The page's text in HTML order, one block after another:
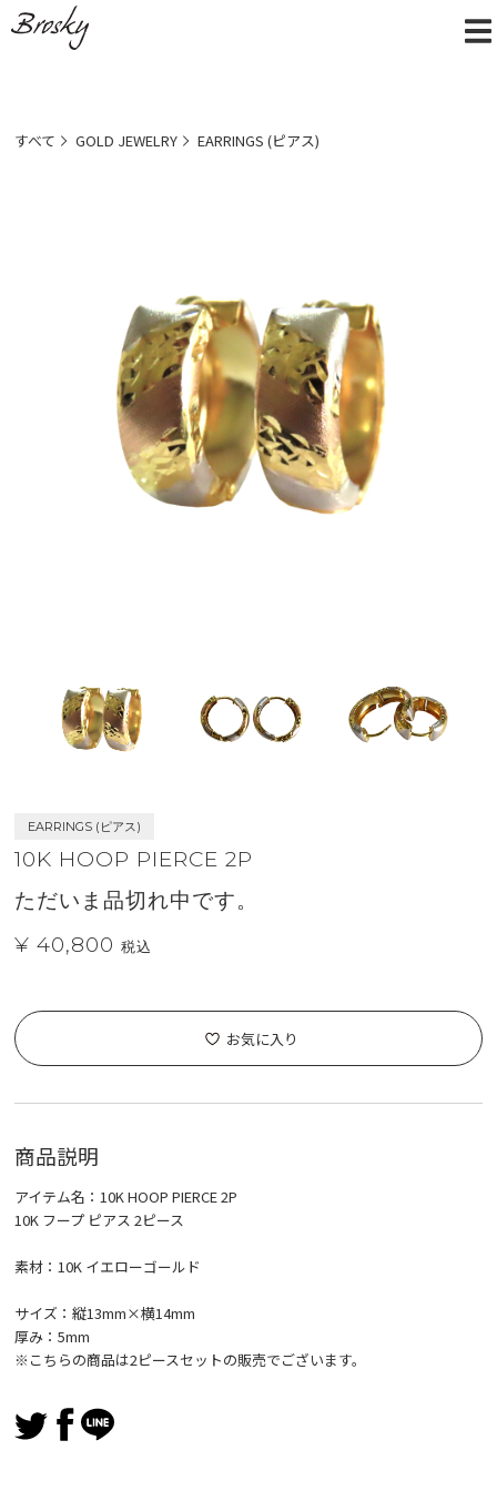
すべて GOLD JEWELRY EARRINGS (ピアス)
EARRINGS (ピアス)
10K HOOP PIERCE 2P
ただいま品切れ中です。
¥ 40,800税込
お気に入り
商品説明
アイテム名：10K HOOP PIERCE 2P
10K フープ ピアス 2ピース
素材：10K イエローゴールド
サイズ：縦13mm×横14mm
厚み：5mm
※こちらの商品は2ピースセットの販売でございます。